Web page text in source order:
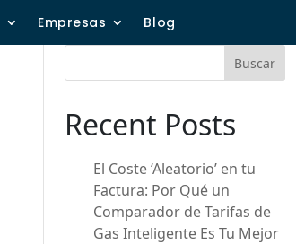
Empresas Blog
Buscar
Recent Posts
El Coste ‘Aleatorio’ en tu
Factura: Por Qué un
Comparador de Tarifas de
Gas Inteligente Es Tu Mejor